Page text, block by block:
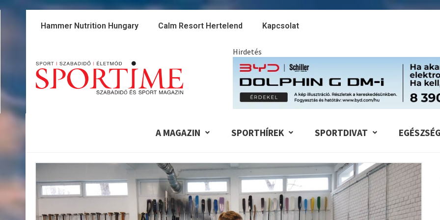
Hammer Nutrition Hungary Calm Resort Hertelend Kapcsolat
Hirdetés
A MAGAZIN SPORTHÍREK SPORTDIVAT EGÉSZSÉG